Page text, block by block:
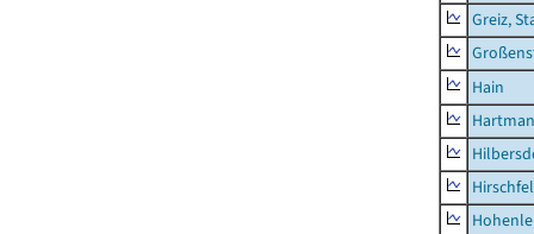
Greiz,
Hain